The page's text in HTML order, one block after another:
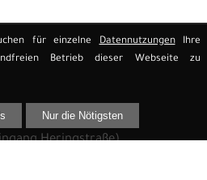
Heringstraße)
für einzelneDatennutzungenIhre
Betrieb dieser Webseite zu
Nur die Nötigsten